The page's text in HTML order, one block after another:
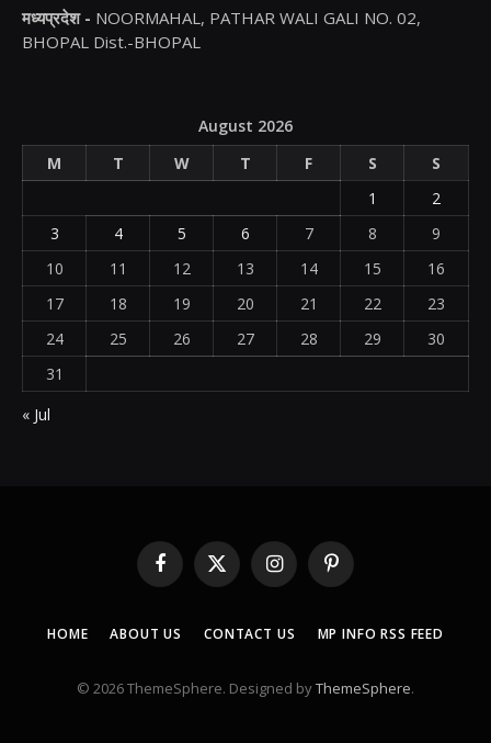
मध्यप्रदेश - NOORMAHAL, PATHAR WALI GALI NO. 02,
BHOPAL Dist.-BHOPAL
August 2026
M
T W T F S
S
1
2
3
4 5 6 7 8
9
10
11 12 13 14 15
16
17
18 19 20 21 22
23
24
25 26 27 28 29
30
31
« Jul
Facebook
X
(Twitter)
InstagramPinterest
HOME ABOUT US CONTACT US MP INFO RSS FEED
© 2026 ThemeSphere. Designed byThemeSphere.